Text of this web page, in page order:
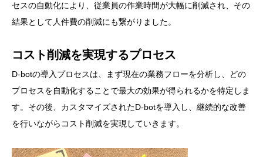
セスの自動化により、従業員の作業時間が大幅に削減され、その
結果として人件費の削減にも繋がりました。
コスト削減を実現するプロセス
D-botの導入プロセスは、まず現在の業務フローを分析し、どの
プロセスを自動化することで最大の効果が得られるかを特定しま
す。その後、カスタマイズされたD-botを導入し、継続的な改善
を行いながらコスト削減を実現していきます。